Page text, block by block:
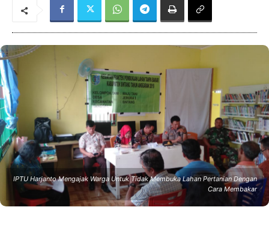
IPTU Harjanto Mengajak Warga Untuk Tidak Membuka Lahan Pertanian Dengan
Cara Membakar